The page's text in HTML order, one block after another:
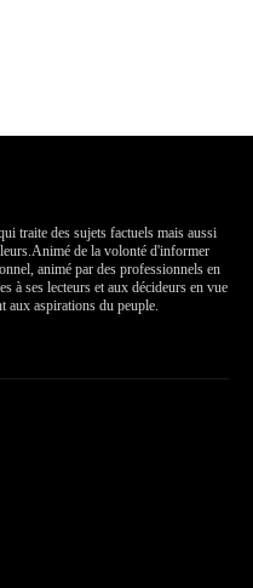
traite des sujets factuels mais aussi
de la volonté d'informer
animé par des professionnels en
à ses lecteurs et aux décideurs en vue
aux aspirations du peuple.